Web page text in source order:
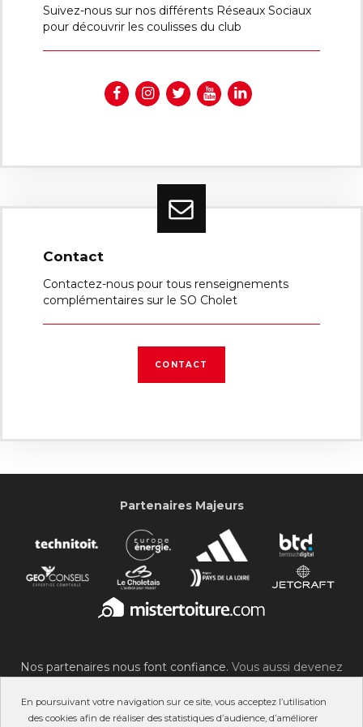
En poursuivant votre navigation sur ce site, vous acceptez l’utilisation
des cookies afin de réaliser des statistiques d’audience, d’améliorer
Suivez-nous sur nos différents Réseaux Sociaux
pour découvrir les coulisses du club
Contact
Contactez-nous pour tous renseignements
complémentaires sur le SO Cholet
CONTACT
Partenaires Majeurs
Nos partenaires nous font confiance. Vous aussi devenez